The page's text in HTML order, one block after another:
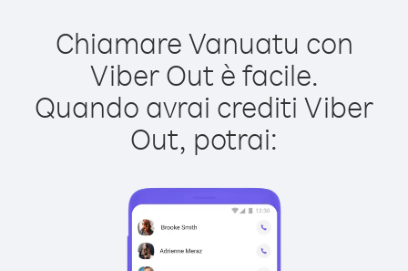
Chiamare Vanuatu con
Viber Out è facile.
Quando avrai crediti Viber
Out, potrai: